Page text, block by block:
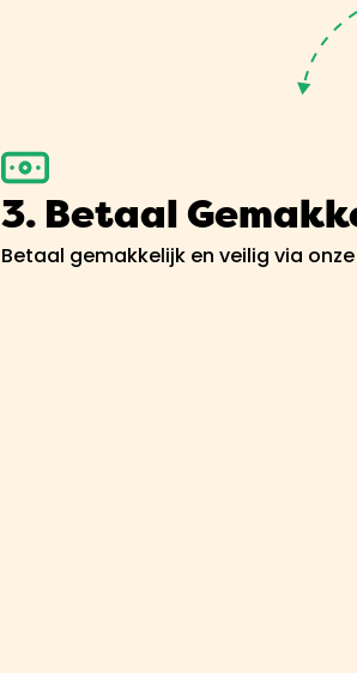
3. Betaal
Betaal gemakkelijk en veilig via